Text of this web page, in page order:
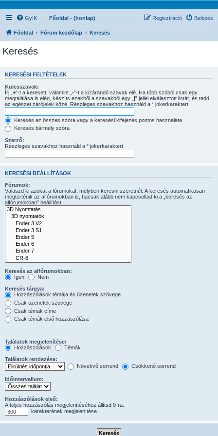
GyIK Főoldal - (honlap) Belépés
Regisztráció
Főoldal Fórum kezdőlap Keresés
Keresés
KERESÉSI FELTÉTELEK
Kulcsszavak:
Írj „ +”-t a keresett, valamint „ -”-t a kizárandó szavak elé. Ha több szóból csak egy
megtalálása is elég, készíts ezekből a szavakból egy „ |” jellel elválasztott listát, és tedd
az egészet zárójelek közé. Részleges szavakhoz használd a * jokerkaraktert.
Keresés az összes szóra vagy a keresési kifejezés pontos használata
Keresés bármely szóra
Szerző:
Részleges szavakhoz használd a * jokerkaraktert.
KERESÉSI BEÁLLÍTÁSOK
Fórumok:
Válaszd ki azokat a fórumokat, melyben keresni szeretnél. A keresés automatikusan
megtörténik az alfórumokban is, hacsak alább nem kapcsoltad ki a „keresés az
alfórumokban” beállítást.
Keresés az alfórumokban:
Igen
Nem
Keresés tárgya:
Hozzászólások témája és üzenetek szövege
Csak üzenetek szövege
Csak témák címe
Csak témák első hozzászólása
Találatok megjelenítése:
Hozzászólások
Témák
Találatok rendezése:
Növekvő sorrend
Csökkenő sorrend
Időintervallum:
Hozzászólások első:
A teljes hozzászólás megjelenítéséhez állítsd 0-ra.
karakterének megjelenítése